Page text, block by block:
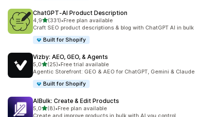
ChatGPT‑AI Product Description
4,9na 5 gwiazdek
(331)
Łączna liczba recenzji: 331
•Free plan available
Craft SEO product descriptions & blog with ChatGPT AI in bulk
Built for Shopify
Vizby: AEO, GEO, & Agents
5,0na 5 gwiazdek
(25)
Łączna liczba recenzji: 25
•Free trial available
Agentic Storefront: GEO & AEO for ChatGPT, Gemini & Claude
Built for Shopify
AIBulk: Create & Edit Products
5,0na 5 gwiazdek
(8)
Łączna liczba recenzji: 8
•Free plan available
Create and improve products in bulk with AI you control.